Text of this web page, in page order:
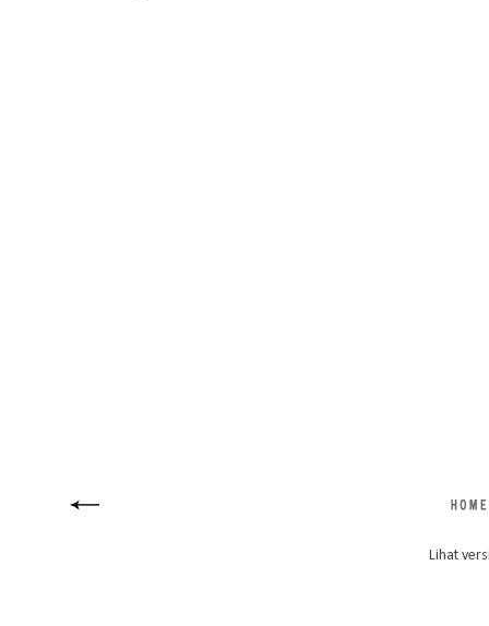
Lihat